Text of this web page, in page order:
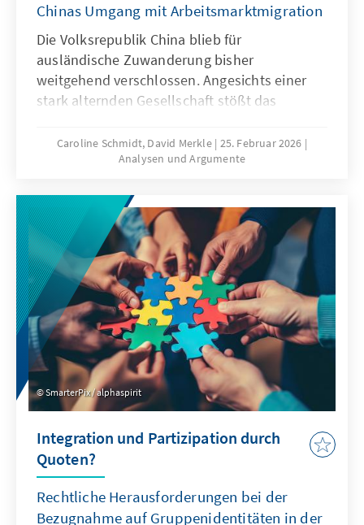
Chinas Umgang mit Arbeitsmarktmigration
Die Volksrepublik China blieb für
ausländische Zuwanderung bisher
weitgehend verschlossen. Angesichts einer
stark alternden Gesellschaft stößt das
seine Grenzen, was die gezielte Anwerbung
ausländischer Fach- und Arbeitskräfte auf
Deutschland und Europa könnte mit China ein
neuer Wettbewerber im globalen Wettbewerb
um Talente entstehen.
Caroline Schmidt, David Merkle 25. Februar 2026
Analysen und Argumente
SmarterPix / alphaspirit
Integration und Partizipation durch
Quoten?
Rechtliche Herausforderungen bei der
Bezugnahme auf Gruppenidentitäten in der